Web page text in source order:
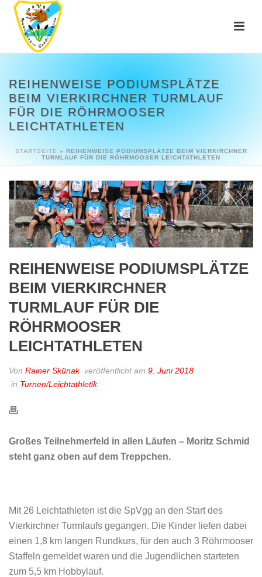
REIHENWEISE PODIUMSPLÄTZE
BEIM VIERKIRCHNER TURMLAUF
FÜR DIE RÖHRMOOSER
LEICHTATHLETEN
STARTSEITE » REIHENWEISE PODIUMSPLÄTZE BEIM VIERKIRCHNER
TURMLAUF FÜR DIE RÖHRMOOSER LEICHTATHLETEN
REIHENWEISE PODIUMSPLÄTZE
BEIM VIERKIRCHNER
TURMLAUF FÜR DIE
RÖHRMOOSER
LEICHTATHLETEN
Von Rainer Skünak veröffentlicht am 9. Juni 2018
in Turnen/Leichtathletik
Großes Teilnehmerfeld in allen Läufen – Moritz Schmid
steht ganz oben auf dem Treppchen.
Mit 26 Leichtathleten ist die SpVgg an den Start des
Vierkirchner Turmlaufs gegangen. Die Kinder liefen dabei
einen 1,8 km langen Rundkurs, für den auch 3 Röhrmooser
Staffeln gemeldet waren und die Jugendlichen starteten
zum 5,5 km Hobbylauf.